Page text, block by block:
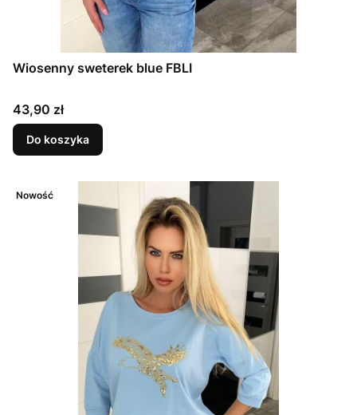
Wiosenny sweterek blue FBLI
Cena
43,90 zł
Do koszyka
Nowość